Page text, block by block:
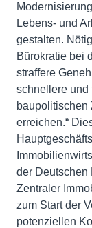
Lebens- und
gestalten.
Bürokratie bei
straffere
schnellere und
baupolitischen
erreichen.“
der Deutschen
Zentraler
zum Start der
potenziellen